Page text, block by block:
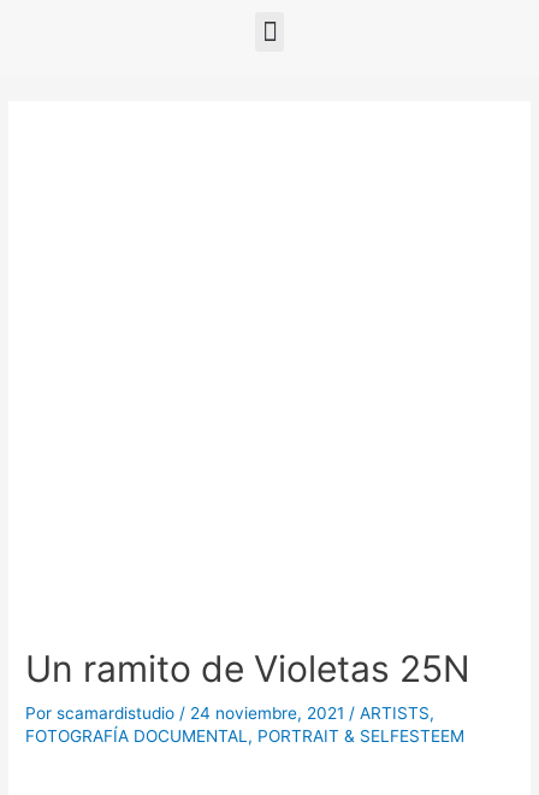
Un ramito de Violetas 25N
Porscamardistudio/ 24 noviembre, 2021/ARTISTS,
FOTOGRAFÍA DOCUMENTAL, PORTRAIT & SELFESTEEM